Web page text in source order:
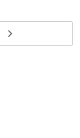
keyboard_arrow_right